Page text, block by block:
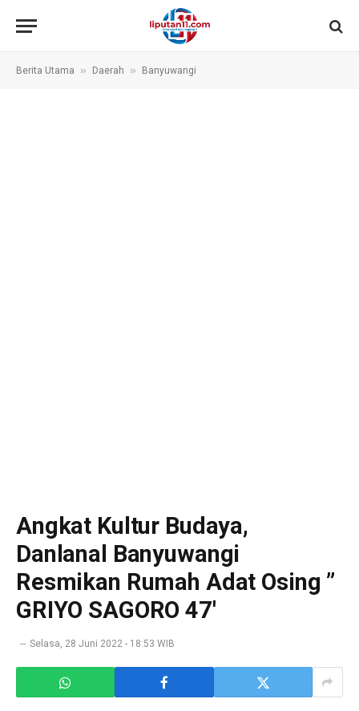
Berita Utama » Daerah » Banyuwangi
Angkat Kultur Budaya,
Danlanal Banyuwangi
Resmikan Rumah Adat Osing ”
GRIYO SAGORO 47′
Selasa, 28 Juni 2022 - 18:53 WIB